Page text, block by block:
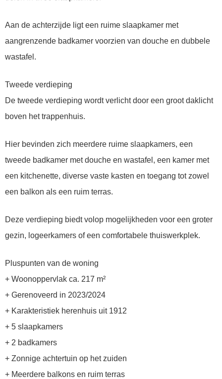
Aan de achterzijde ligt een ruime slaapkamer met
aangrenzende badkamer voorzien van douche en dubbele
wastafel.
Tweede verdieping
De tweede verdieping wordt verlicht door een groot daklicht
boven het trappenhuis.
Hier bevinden zich meerdere ruime slaapkamers, een
tweede badkamer met douche en wastafel, een kamer met
een kitchenette, diverse vaste kasten en toegang tot zowel
een balkon als een ruim terras.
Deze verdieping biedt volop mogelijkheden voor een groter
gezin, logeerkamers of een comfortabele thuiswerkplek.
Pluspunten van de woning
+ Woonoppervlak ca. 217 m²
+ Gerenoveerd in 2023/2024
+ Karakteristiek herenhuis uit 1912
+ 5 slaapkamers
+ 2 badkamers
+ Zonnige achtertuin op het zuiden
+ Meerdere balkons en ruim terras